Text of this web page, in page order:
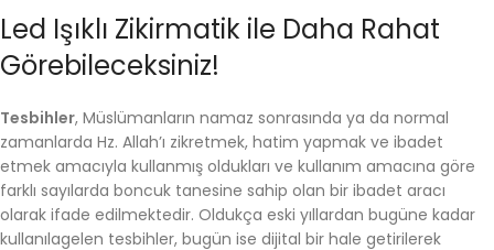
Led Işıklı Zikirmatik ile Daha Rahat
Görebileceksiniz!
Tesbihler, Müslümanların namaz sonrasında ya da normal
zamanlarda Hz. Allah’ı zikretmek, hatim yapmak ve ibadet
etmek amacıyla kullanmış oldukları ve kullanım amacına göre
farklı sayılarda boncuk tanesine sahip olan bir ibadet aracı
olarak ifade edilmektedir. Oldukça eski yıllardan bugüne kadar
kullanılagelen tesbihler, bugün ise dijital bir hale getirilerek